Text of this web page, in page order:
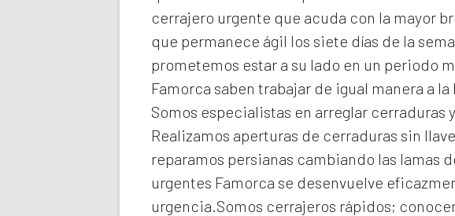
cerrajero urgente que acuda con la mayor
que permanece ágil los siete días de la
prometemos estar a su lado en un periodo
Famorca saben trabajar de igual manera a
Somos especialistas en arreglar
Realizamos aperturas de cerraduras sin
reparamos persianas cambiando las lamas
urgentes Famorca se desenvuelve
urgencia.Somos cerrajeros rápidos;